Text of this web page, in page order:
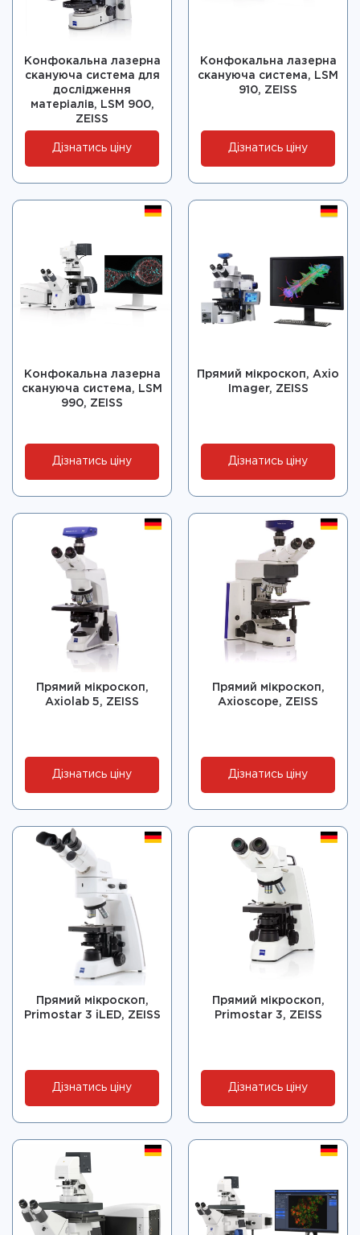
Конфокальна лазерна
скануюча система для
дослідження
матеріалів, LSM 900,
ZEISS
Дізнатись ціну
Конфокальна лазерна
скануюча система, LSM
910, ZEISS
Дізнатись ціну
Конфокальна лазерна
скануюча система, LSM
990, ZEISS
Дізнатись ціну
Прямий мікроскоп, Axio
Imager, ZEISS
Дізнатись ціну
Прямий мікроскоп,
Axiolab 5, ZEISS
Дізнатись ціну
Прямий мікроскоп,
Axioscope, ZEISS
Дізнатись ціну
Прямий мікроскоп,
Primostar 3 iLED, ZEISS
Дізнатись ціну
Прямий мікроскоп,
Primostar 3, ZEISS
Дізнатись ціну